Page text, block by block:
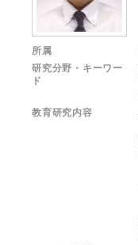
所属
研究分野・キーワー
ド
教育研究内容